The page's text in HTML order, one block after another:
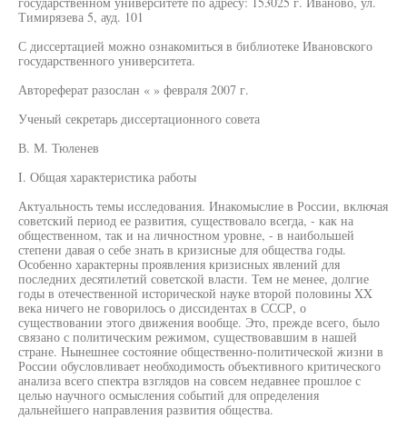
Тимирязева 5, ауд. 101
С диссертацией можно ознакомиться в библиотеке Ивановского
государственного университета.
Автореферат разослан « » февраля 2007 г.
Ученый секретарь диссертационного совета
В. М. Тюленев
I. Общая характеристика работы
Актуальность темы исследования. Инакомыслие в России, включая
советский период ее развития, существовало всегда, - как на
общественном, так и на личностном уровне, - в наибольшей
степени давая о себе знать в кризисные для общества годы.
Особенно характерны проявления кризисных явлений для
последних десятилетий советской власти. Тем не менее, долгие
годы в отечественной исторической науке второй половины XX
века ничего не говорилось о диссидентах в СССР, о
существовании этого движения вообще. Это, прежде всего, было
связано с политическим режимом, существовавшим в нашей
стране. Нынешнее состояние общественно-политической жизни в
России обусловливает необходимость объективного критического
анализа всего спектра взглядов на совсем недавнее прошлое с
целью научного осмысления событий для определения
дальнейшего направления развития общества.